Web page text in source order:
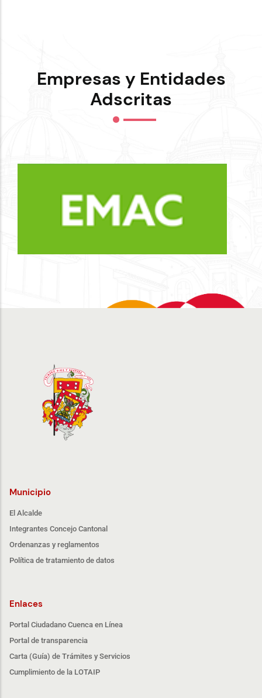
Empresas y Entidades
Adscritas
Municipio
El Alcalde
Integrantes Concejo Cantonal
Ordenanzas y reglamentos
Política de tratamiento de datos
Enlaces
Portal Ciudadano Cuenca en Línea
Portal de transparencia
Carta (Guía) de Trámites y Servicios
Cumplimiento de la LOTAIP